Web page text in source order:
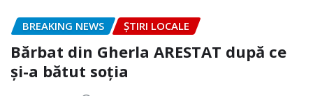
BREAKING NEWS ȘTIRI LOCALE
Bărbat din Gherla ARESTAT după ce
și-a bătut soția